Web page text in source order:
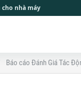
nhà máy
Báo cáo Đánh Giá Tác